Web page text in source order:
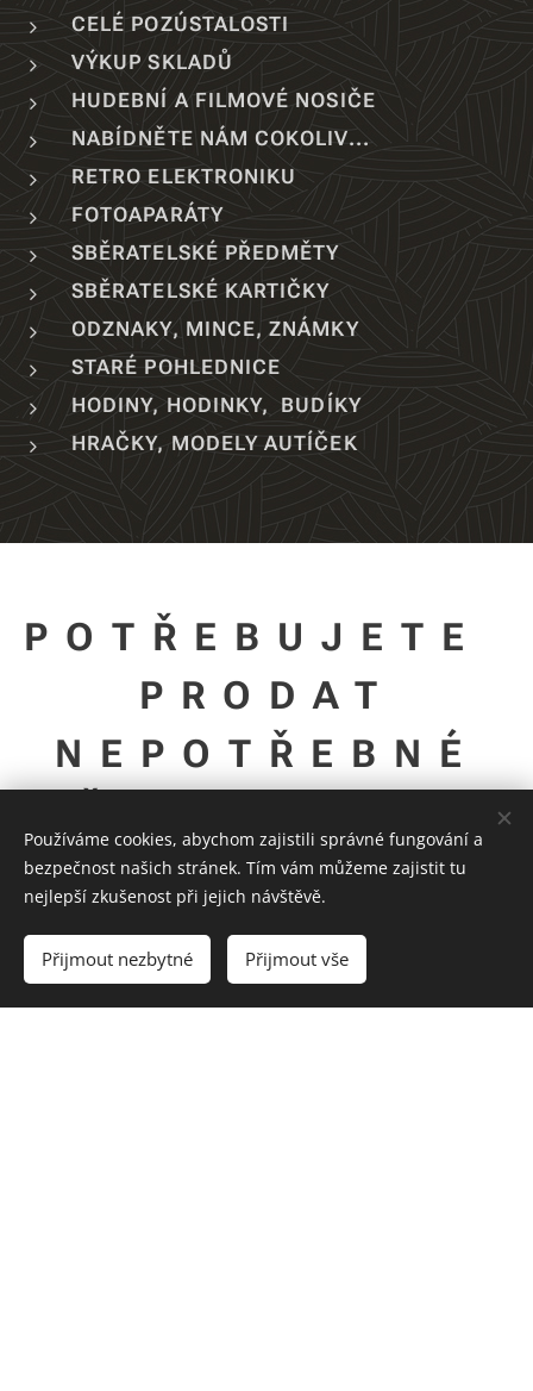
CELÉ POZÚSTALOSTI
VÝKUP SKLADŮ
HUDEBNÍ A FILMOVÉ NOSIČE
NABÍDNĚTE NÁM COKOLIV...
RETRO ELEKTRONIKU
FOTOAPARÁTY
SBĚRATELSKÉ PŘEDMĚTY
SBĚRATELSKÉ KARTIČKY
ODZNAKY, MINCE, ZNÁMKY
STARÉ POHLEDNICE
HODINY, HODINKY, BUDÍKY
HRAČKY, MODELY AUTÍČEK
POTŘEBUJETE
PRODAT
NEPOTŘEBNÉ
DOSTAT
PENÍZE NA
RUKU.
Používáme cookies, abychom zajistili správné fungování a
bezpečnost našich stránek. Tím vám můžeme zajistit tu
nejlepší zkušenost při jejich návštěvě.
Přijmout nezbytné Přijmout vše